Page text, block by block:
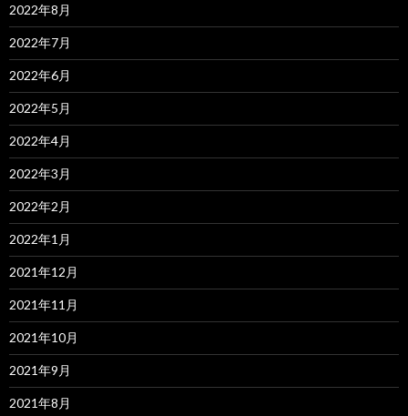
2022年8月
2022年7月
2022年6月
2022年5月
2022年4月
2022年3月
2022年2月
2022年1月
2021年12月
2021年11月
2021年10月
2021年9月
2021年8月